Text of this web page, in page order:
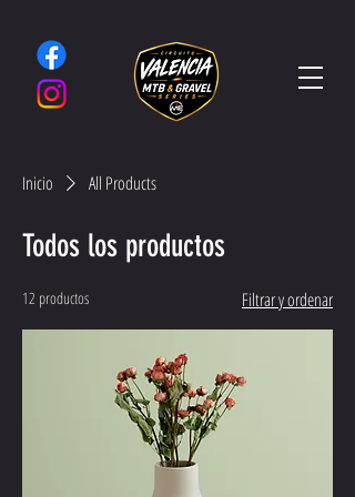
Inicio All Products
Todos los productos
12 productos Filtrar y ordenar